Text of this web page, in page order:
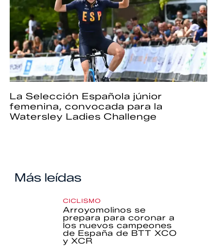
La Selección Española júnior
femenina, convocada para la
Watersley Ladies Challenge
Más leídas
CICLISMO
Arroyomolinos se
prepara para coronar a
los nuevos campeones
de España de BTT XCO
y XCR